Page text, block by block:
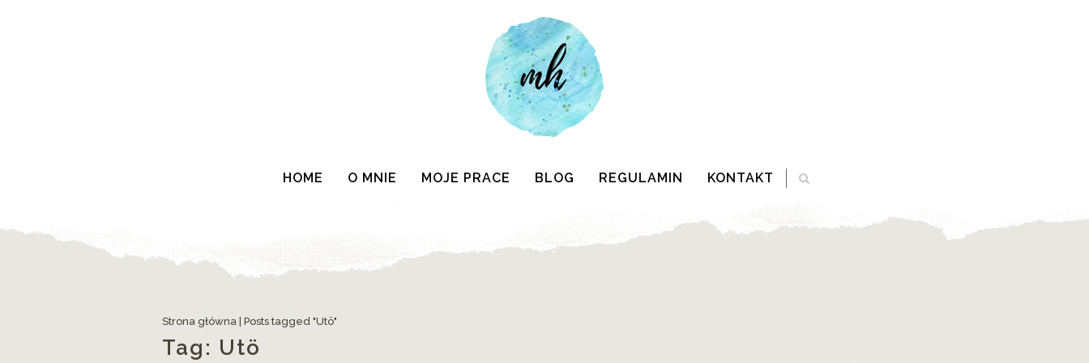
HOME O MNIE MOJE PRACE BLOG REGULAMIN KONTAKT
Strona główna Posts tagged "Utö"
Tag: Utö